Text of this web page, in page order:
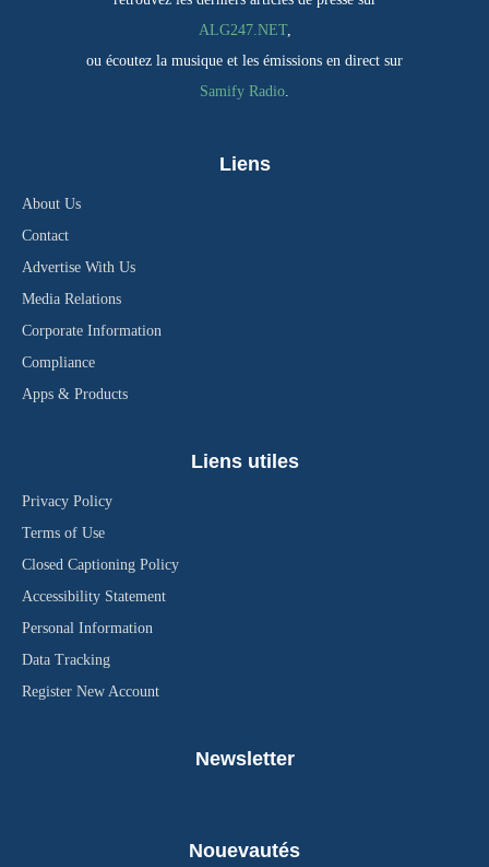
ALG247.NET,
ou écoutez la musique et les émissions en direct sur
Samify Radio.
Liens
About Us
Contact
Advertise With Us
Media Relations
Corporate Information
Compliance
Apps & Products
Liens utiles
Privacy Policy
Terms of Use
Closed Captioning Policy
Accessibility Statement
Personal Information
Data Tracking
Register New Account
Newsletter
Nouevautés